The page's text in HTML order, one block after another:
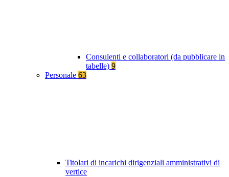
Consulenti e collaboratori (da pubblicare in
tabelle) 9
Personale 63
Titolari di incarichi dirigenziali amministrativi di
vertice